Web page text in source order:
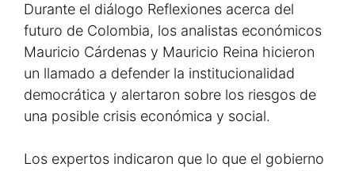
Durante el diálogo Reflexiones acerca del
futuro de Colombia, los analistas económicos
Mauricio Cárdenas y Mauricio Reina hicieron
un llamado a defender la institucionalidad
democrática y alertaron sobre los riesgos de
una posible crisis económica y social.
Los expertos indicaron que lo que el gobierno